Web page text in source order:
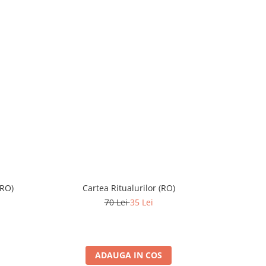
Cartea Ritualurilor (RO)
70 Lei35 Lei
ADAUGA IN COS